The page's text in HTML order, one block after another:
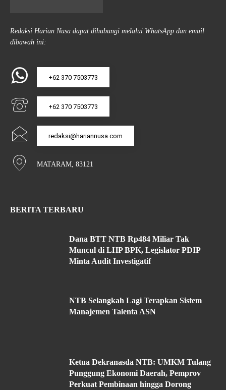
Redaksi Harian Nusa dapat dihubungi melalui WhatsApp dan email
dibawah ini:
+62 370 7503773
+62 370 7503773
redaksi@hariannusa.com
MATARAM, 83121
BERITA TERBARU
Dana BTT NTB Rp484 Miliar Tak
Muncul di LHP BPK, Legislator PDIP
Minta Audit Investigatif
NTB Selangkah Lagi Terapkan Sistem
Manajemen Talenta ASN
Ketua Dekranasda NTB: UMKM Tulang
Punggung Ekonomi Daerah, Pemprov
Perkuat Pembinaan hingga Dorong